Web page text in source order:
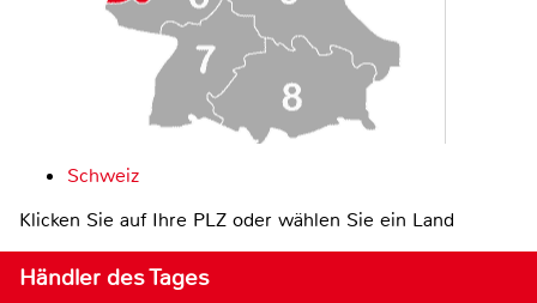
Schweiz
Klicken Sie auf Ihre PLZ oder wählen Sie ein Land
Händler des Tages